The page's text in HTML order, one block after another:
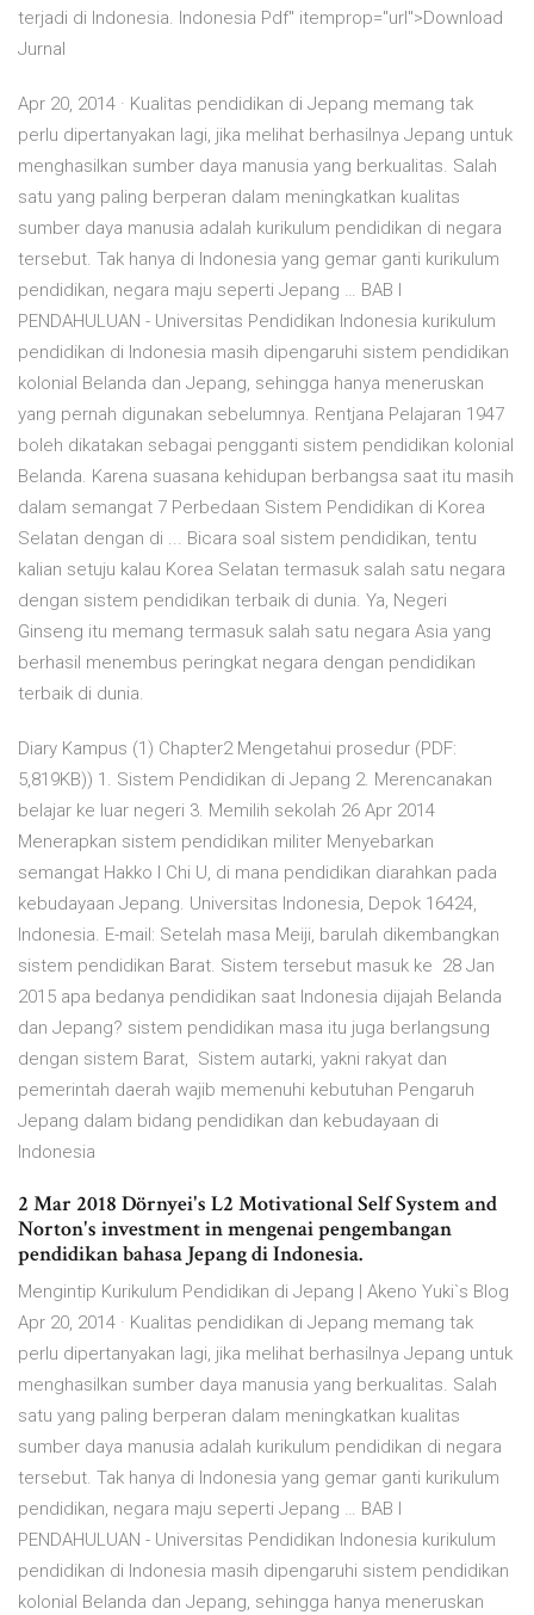
terjadi di Indonesia. Indonesia Pdf" itemprop="url">Download
Jurnal
Apr 20, 2014 · Kualitas pendidikan di Jepang memang tak
perlu dipertanyakan lagi, jika melihat berhasilnya Jepang untuk
menghasilkan sumber daya manusia yang berkualitas. Salah
satu yang paling berperan dalam meningkatkan kualitas
sumber daya manusia adalah kurikulum pendidikan di negara
tersebut. Tak hanya di Indonesia yang gemar ganti kurikulum
pendidikan, negara maju seperti Jepang … BAB I
PENDAHULUAN - Universitas Pendidikan Indonesia kurikulum
pendidikan di Indonesia masih dipengaruhi sistem pendidikan
kolonial Belanda dan Jepang, sehingga hanya meneruskan
yang pernah digunakan sebelumnya. Rentjana Pelajaran 1947
boleh dikatakan sebagai pengganti sistem pendidikan kolonial
Belanda. Karena suasana kehidupan berbangsa saat itu masih
dalam semangat 7 Perbedaan Sistem Pendidikan di Korea
Selatan dengan di ... Bicara soal sistem pendidikan, tentu
kalian setuju kalau Korea Selatan termasuk salah satu negara
dengan sistem pendidikan terbaik di dunia. Ya, Negeri
Ginseng itu memang termasuk salah satu negara Asia yang
berhasil menembus peringkat negara dengan pendidikan
terbaik di dunia.
Diary Kampus (1) Chapter2 Mengetahui prosedur (PDF:
5,819KB)) 1. Sistem Pendidikan di Jepang 2. Merencanakan
belajar ke luar negeri 3. Memilih sekolah 26 Apr 2014
Menerapkan sistem pendidikan militer Menyebarkan
semangat Hakko I Chi U, di mana pendidikan diarahkan pada
kebudayaan Jepang. Universitas Indonesia, Depok 16424,
Indonesia. E-mail: Setelah masa Meiji, barulah dikembangkan
sistem pendidikan Barat. Sistem tersebut masuk ke 28 Jan
2015 apa bedanya pendidikan saat Indonesia dijajah Belanda
dan Jepang? sistem pendidikan masa itu juga berlangsung
dengan sistem Barat, Sistem autarki, yakni rakyat dan
pemerintah daerah wajib memenuhi kebutuhan Pengaruh
Jepang dalam bidang pendidikan dan kebudayaan di
Indonesia
2 Mar 2018 Dörnyei's L2 Motivational Self System and
Norton's investment in mengenai pengembangan
pendidikan bahasa Jepang di Indonesia.
Mengintip Kurikulum Pendidikan di Jepang | Akeno Yuki`s Blog
Apr 20, 2014 · Kualitas pendidikan di Jepang memang tak
perlu dipertanyakan lagi, jika melihat berhasilnya Jepang untuk
menghasilkan sumber daya manusia yang berkualitas. Salah
satu yang paling berperan dalam meningkatkan kualitas
sumber daya manusia adalah kurikulum pendidikan di negara
tersebut. Tak hanya di Indonesia yang gemar ganti kurikulum
pendidikan, negara maju seperti Jepang … BAB I
PENDAHULUAN - Universitas Pendidikan Indonesia kurikulum
pendidikan di Indonesia masih dipengaruhi sistem pendidikan
kolonial Belanda dan Jepang, sehingga hanya meneruskan